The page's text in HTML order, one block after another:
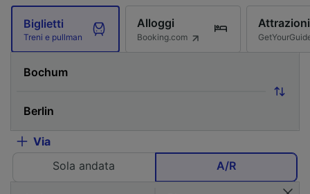
Biglietti
Treni e pullman
Alloggi
Booking.com
Attrazioni
Via
Sola andata
A/R